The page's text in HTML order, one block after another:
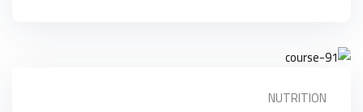
NUTRITION